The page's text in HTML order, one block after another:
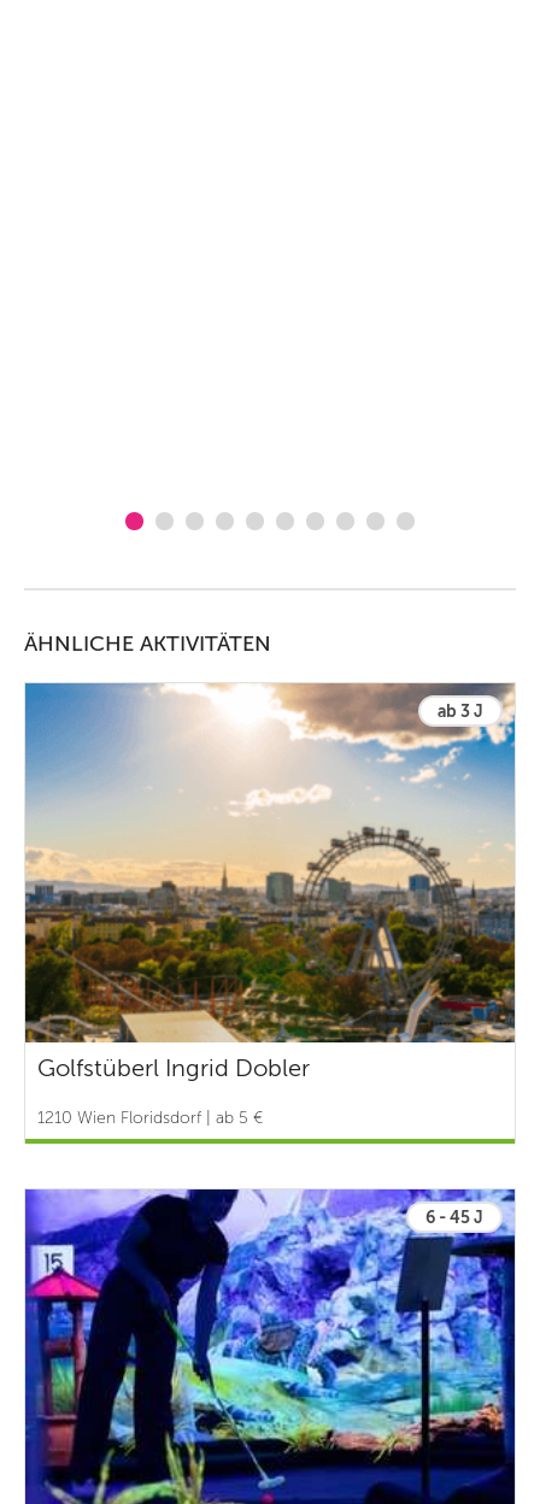
ÄHNLICHE AKTIVITÄTEN
ab 3 J
Golfstüberl Ingrid Dobler
1210 Wien Floridsdorf | ab 5 €
6 - 45 J